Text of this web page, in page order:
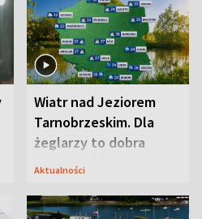
Wiatr nad Jeziorem
Tarnobrzeskim. Dla
żeglarzy to dobra
wiadomość
Aktualności